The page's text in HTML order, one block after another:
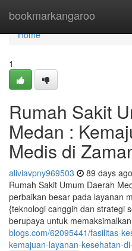
bookmarkangaroo
Home
Home
1
Rumah Sakit
Medan :
Medis di
aliviavpny969503 89 days ago
Rumah Sakit Umum Daerah
perbaikan besar pada layanan
{teknologi canggih dan strategi
berupaya untuk memaksimalkan
blogs.com/62095441/fasilitas-
kemajuan-layanan-kesehatan-